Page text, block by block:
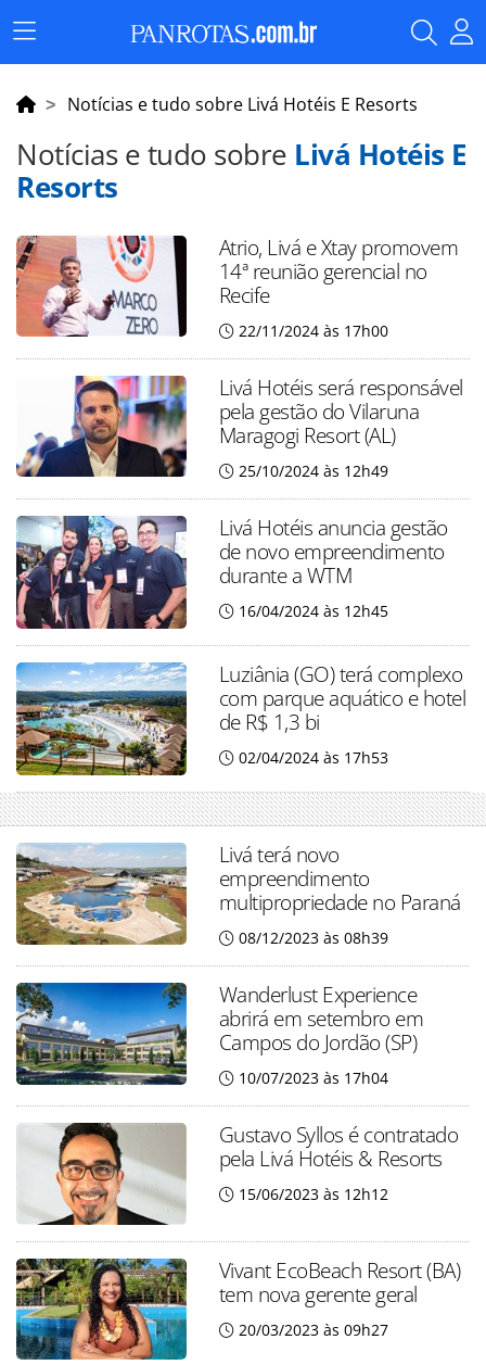
Menu
Principal
Notícias e tudo sobre Livá Hotéis E Resorts
Notícias e tudo sobre Livá Hotéis E
Resorts
Atrio, Livá e Xtay promovem
14ª reunião gerencial no
Recife
22/11/2024 às 17h00
Livá Hotéis será responsável
pela gestão do Vilaruna
Maragogi Resort (AL)
25/10/2024 às 12h49
Livá Hotéis anuncia gestão
de novo empreendimento
durante a WTM
16/04/2024 às 12h45
Luziânia (GO) terá complexo
com parque aquático e hotel
de R$ 1,3 bi
02/04/2024 às 17h53
Livá terá novo
empreendimento
multipropriedade no Paraná
08/12/2023 às 08h39
Wanderlust Experience
abrirá em setembro em
Campos do Jordão (SP)
10/07/2023 às 17h04
Gustavo Syllos é contratado
pela Livá Hotéis & Resorts
15/06/2023 às 12h12
Vivant EcoBeach Resort (BA)
tem nova gerente geral
20/03/2023 às 09h27